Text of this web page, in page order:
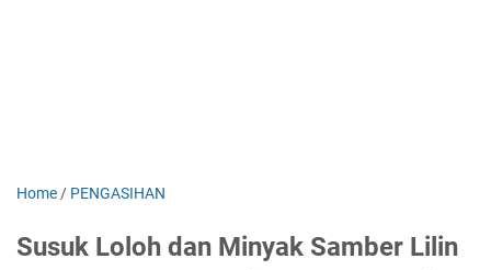
Home / PENGASIHAN
Susuk Loloh dan Minyak Samber Lilin